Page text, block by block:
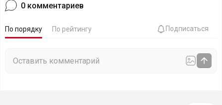
0 комментариев
По порядку По рейтингу Подписаться